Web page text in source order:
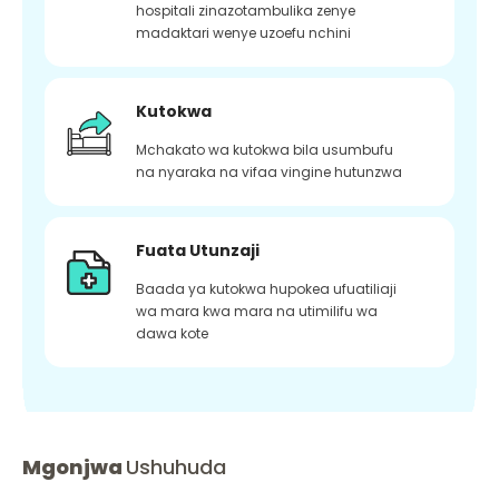
hospitali zinazotambulika zenye
madaktari wenye uzoefu nchini
Kutokwa
Mchakato wa kutokwa bila usumbufu
na nyaraka na vifaa vingine hutunzwa
Fuata Utunzaji
Baada ya kutokwa hupokea ufuatiliaji
wa mara kwa mara na utimilifu wa
dawa kote
Mgonjwa Ushuhuda